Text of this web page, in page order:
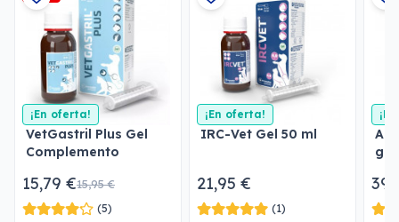
¡En oferta!
VetGastril Plus Gel
Complemento
15,79 €15,95 €
(5)
¡En oferta!
IRC-Vet Gel 50 ml
21,95 €
(1)